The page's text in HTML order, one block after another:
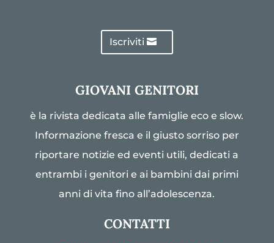
Iscriviti
GIOVANI GENITORI
è la rivista dedicata alle famiglie eco e slow.
Informazione fresca e il giusto sorriso per
riportare notizie ed eventi utili, dedicati a
entrambi i genitori e ai bambini dai primi
anni di vita fino all’adolescenza.
CONTATTI